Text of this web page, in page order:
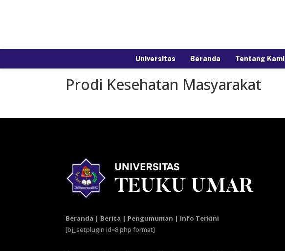
Universitas Beranda Tentang Kami
Prodi Kesehatan Masyarakat
Beranda | Berita | Pengumuman | Info Terkini
[bj_setplugin id=8 php format]